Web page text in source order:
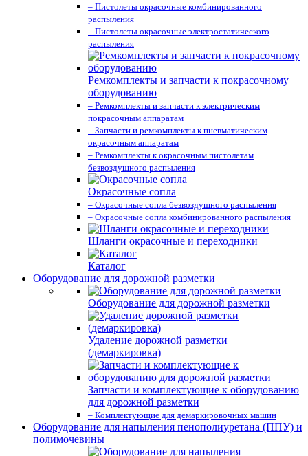
– Пистолеты окрасочные комбинированного
распыления
– Пистолеты окрасочные электростатического
распыления
Ремкомплекты и запчасти к покрасочному
оборудованию
– Ремкомплекты и запчасти к электрическим
покрасочным аппаратам
– Запчасти и ремкомплекты к пневматическим
окрасочным аппаратам
– Ремкомплекты к окрасочным пистолетам
безвоздушного распыления
Окрасочные сопла
– Окрасочные сопла безвоздушного распыления
– Окрасочные сопла комбинированного распыления
Шланги окрасочные и переходники
Каталог
Оборудование для дорожной разметки
Оборудование для дорожной разметки
Удаление дорожной разметки
(демаркировка)
Запчасти и комплектующие к оборудованию
для дорожной разметки
– Комплектующие для демаркировочных машин
Оборудование для напыления пенополиуретана (ППУ) и
полимочевины